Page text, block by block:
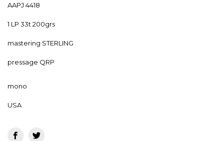
AAPJ 4418
1 LP 33t 200grs
mastering STERLING
pressage QRP
mono
USA